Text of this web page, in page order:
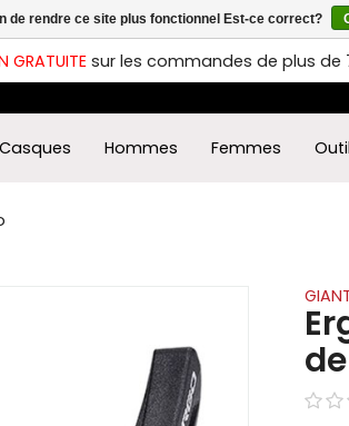
GRATUITEsur les commandes de plus de
Casques Hommes Femmes
de rendre ce site plus fonctionnel Est-ce correct?